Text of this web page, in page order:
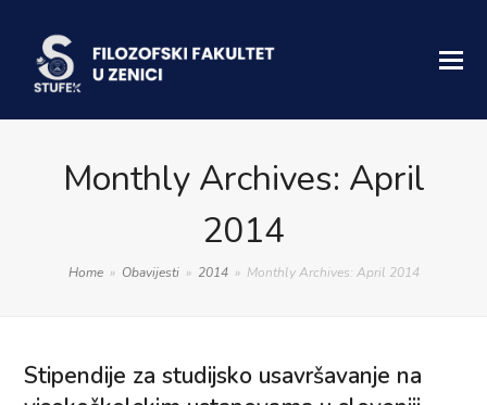
Monthly Archives: April
2014
Home » Obavijesti » 2014 » Monthly Archives: April 2014
Stipendije za studijsko usavršavanje na